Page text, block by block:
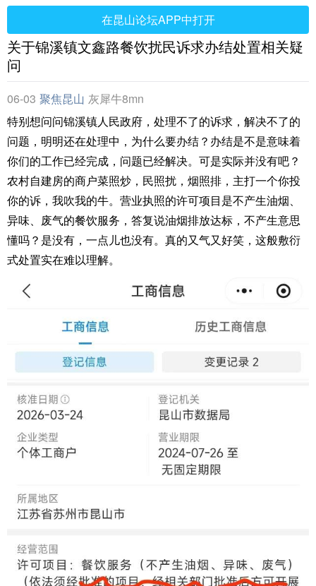
在昆山论坛APP中打开
关于锦溪镇文鑫路餐饮扰民诉求办结处置相关疑
问
06-03 聚焦昆山 灰犀牛8mn
特别想问问锦溪镇人民政府，处理不了的诉求，解决不了的
问题，明明还在处理中，为什么要办结？办结是不是意味着
你们的工作已经完成，问题已经解决。可是实际并没有吧？
农村自建房的商户菜照炒，民照扰，烟照排，主打一个你投
你的诉，我吹我的牛。营业执照的许可项目是不产生油烟、
异味、废气的餐饮服务，答复说油烟排放达标，不产生意思
懂吗？是没有，一点儿也没有。真的又气又好笑，这般敷衍
式处置实在难以理解。